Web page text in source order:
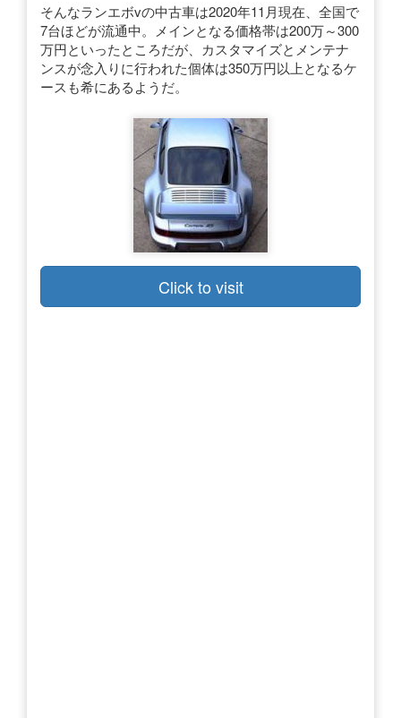
そんなランエボvの中古車は2020年11月現在、全国で
7台ほどが流通中。メインとなる価格帯は200万～300
万円といったところだが、カスタマイズとメンテナ
ンスが念入りに行われた個体は350万円以上となるケ
ースも希にあるようだ。
Click to visit